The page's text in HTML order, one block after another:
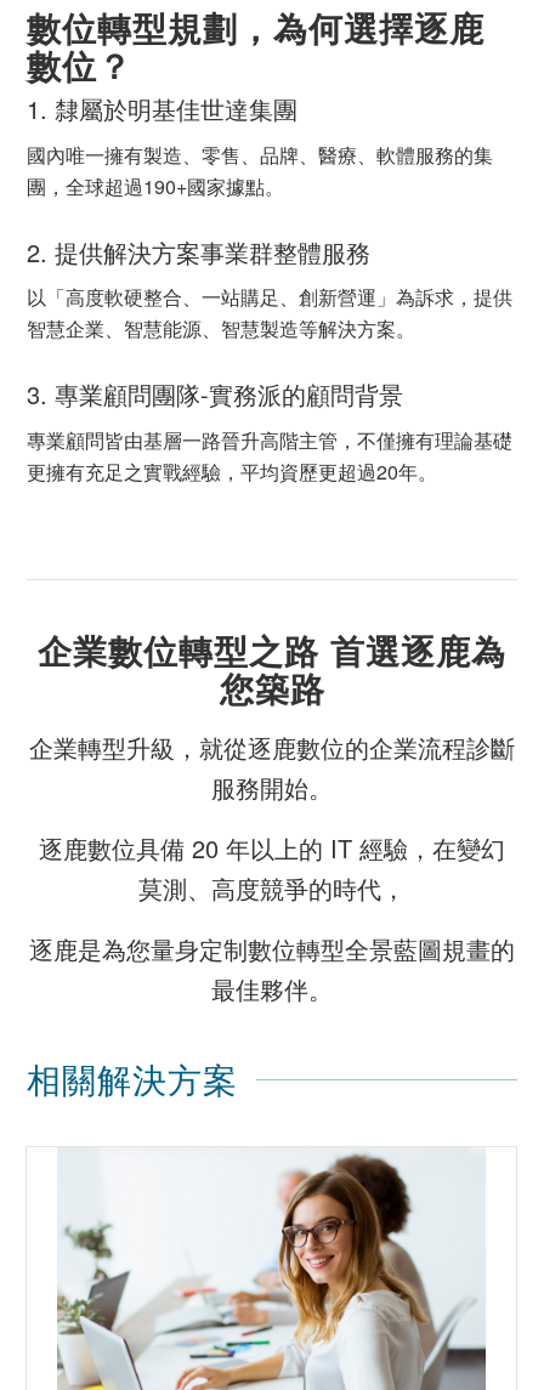
數位轉型規劃，為何選擇逐鹿
數位？
1. 隸屬於明基佳世達集團
國內唯一擁有製造、零售、品牌、醫療、軟體服務的集
團，全球超過190+國家據點。
2. 提供解決方案事業群整體服務
以「高度軟硬整合、一站購足、創新營運」為訴求，提供
智慧企業、智慧能源、智慧製造等解決方案。
3. 專業顧問團隊-實務派的顧問背景
專業顧問皆由基層一路晉升高階主管，不僅擁有理論基礎
更擁有充足之實戰經驗，平均資歷更超過20年。
企業數位轉型之路 首選逐鹿為
您築路
企業轉型升級，就從逐鹿數位的企業流程診斷
服務開始。
逐鹿數位具備 20 年以上的 IT 經驗，在變幻
莫測、高度競爭的時代，
逐鹿是為您量身定制數位轉型全景藍圖規畫的
最佳夥伴。
相關解決方案